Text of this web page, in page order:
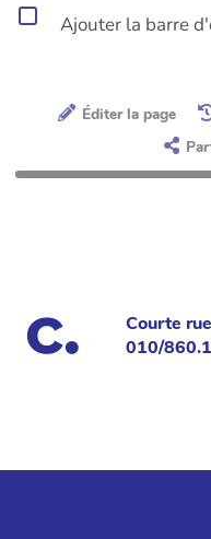
Ajouter la barre
Éditer la page
Courte
010/